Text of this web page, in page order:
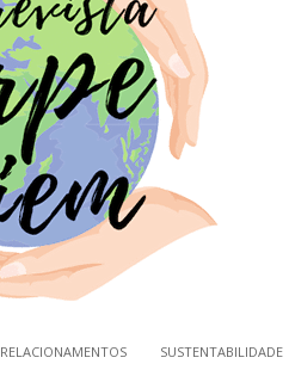
RELACIONAMENTOS SUSTENTABILIDADE